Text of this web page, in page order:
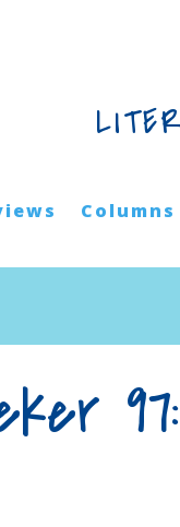
Columns